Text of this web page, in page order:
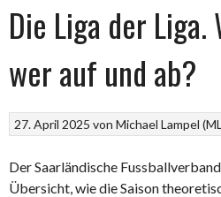
Die Liga der
wer auf und ab?
27. April 2025 vonMichael Lampel
Der Saarländische
Übersicht, wie die Saison